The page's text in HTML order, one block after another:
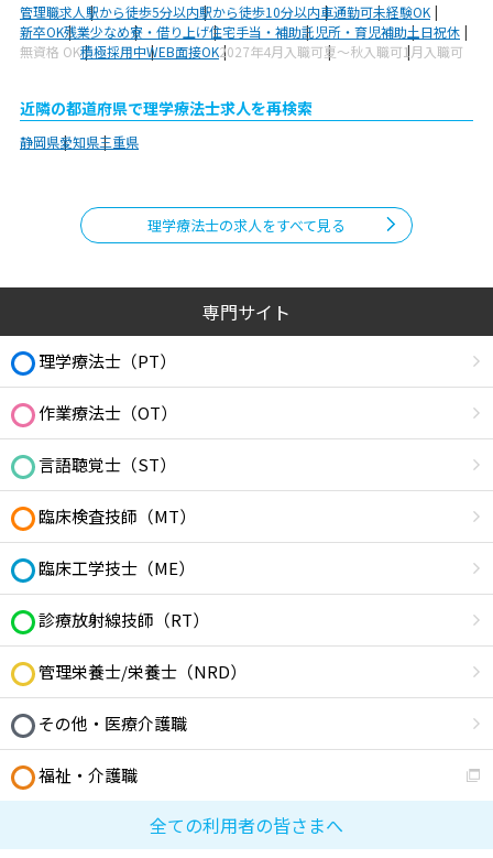
管理職求人駅から徒歩5分以内駅から徒歩10分以内車通勤可未経験OK
新卒OK残業少なめ寮・借り上げ住宅手当・補助託児所・育児補助土日祝休
無資格 OK積極採用中WEB面接OK2027年4月入職可夏～秋入職可1月入職可
近隣の都道府県で理学療法士求人を再検索
静岡県愛知県三重県
理学療法士の求人をすべて見る
専門サイト
理学療法士（PT）
作業療法士（OT）
言語聴覚士（ST）
臨床検査技師（MT）
臨床工学技士（ME）
診療放射線技師（RT）
管理栄養士/栄養士（NRD）
その他・医療介護職
福祉・介護職
全ての利用者の皆さまへ